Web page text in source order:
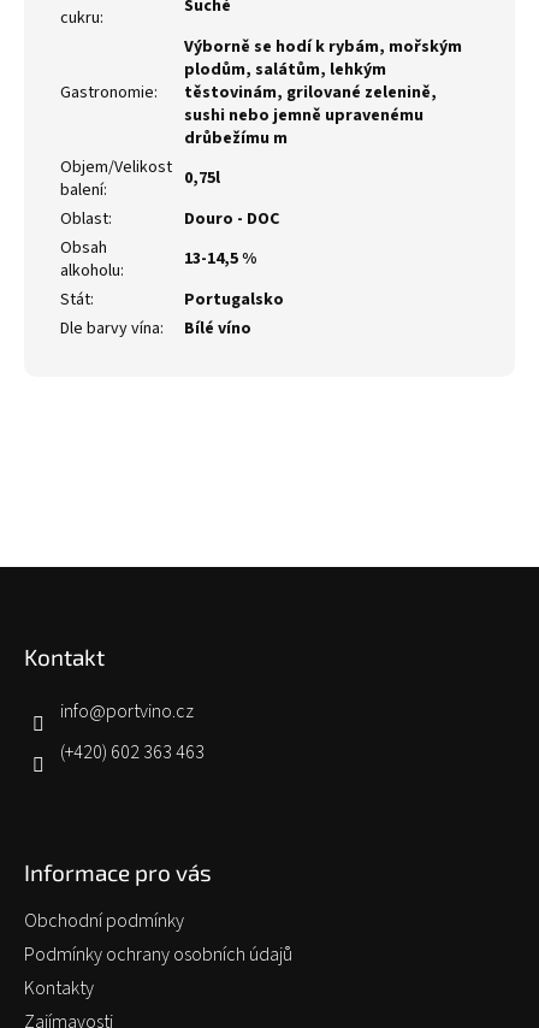
cukru: Suché
Gastronomie:
Výborně se hodí k rybám, mořským
plodům, salátům, lehkým
těstovinám, grilované zelenině,
sushi nebo jemně upravenému
drůbežímu m
Objem/Velikost
balení:
0,75l
Oblast:
Douro - DOC
Obsah
alkoholu:
13-14,5 %
Stát:
Portugalsko
Dle barvy vína: Bílé víno
Kontakt
info@portvino.cz
(+420) 602 363 463
Informace pro vás
Obchodní podmínky
Podmínky ochrany osobních údajů
Kontakty
Zajímavosti